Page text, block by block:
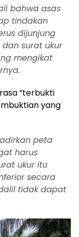
bahwa asas
tindakan
dijunjung
surat ukur
mengikat
“terbukti
yang
peta
harus
ukur itu
secara
tidak dapat